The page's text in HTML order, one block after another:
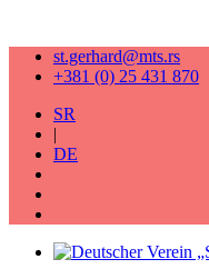
st.gerhard@mts.rs
+381 (0) 25 431 870
SR
|
DE